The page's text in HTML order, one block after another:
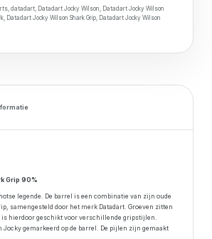
datadart Datadart Jocky Wilson Datadart Jocky Wilson
Datadart Jocky Wilson Shark Grip Datadart Jocky Wilson
Grip 90%
legende. De barrel is een combinatie van zijn oude
samengesteld door het merk Datadart. Groeven zitten
is hierdoor geschikt voor verschillende gripstijlen.
Jocky gemarkeerd op de barrel. De pijlen zijn gemaakt